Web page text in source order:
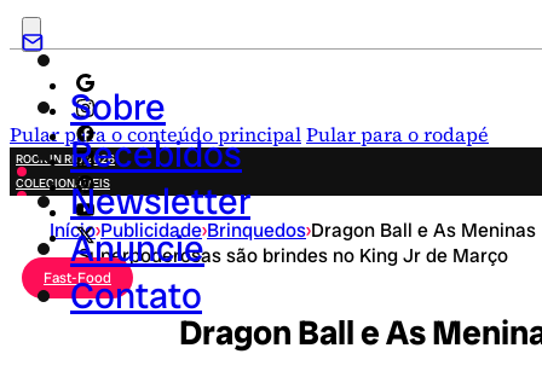
Pular para o conteúdo principalPular para o rodapé
Sobre
Recebidos
Newsletter
Anuncie
Contato
ROCK IN RIO 2026
COLECIONÁVEIS
FESTA JUNINA
NOVIDADES
CAMPANHAS CRIATIVAS
Início›Publicidade›Brinquedos›Dragon Ball e As Meninas
Superpoderosas são brindes no King Jr de Março
Fast-Food
Dragon Ball e As